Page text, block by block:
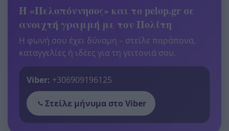
Η «Πελοπόννησος» και το pelop.gr σε
ανοιχτή γραμμή με τον Πολίτη
Η φωνή σου έχει δύναμη – στείλε παράπονα,
καταγγελίες ή ιδέες για τη γειτονιά σου.
Viber: +306909196125
Στείλε μήνυμα στο Viber